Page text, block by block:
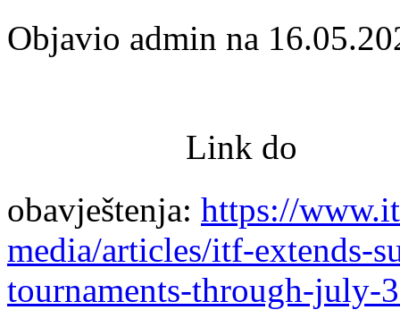
Objavio admin na
Link do
obavještenja: https://
media/articles/itf-extends-
tournaments-through-july-